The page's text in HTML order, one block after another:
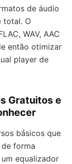
de áudio
total. O
WAV, AAC
então otimizar
player de
Gratuitos e
básicos que
forma
equalizador